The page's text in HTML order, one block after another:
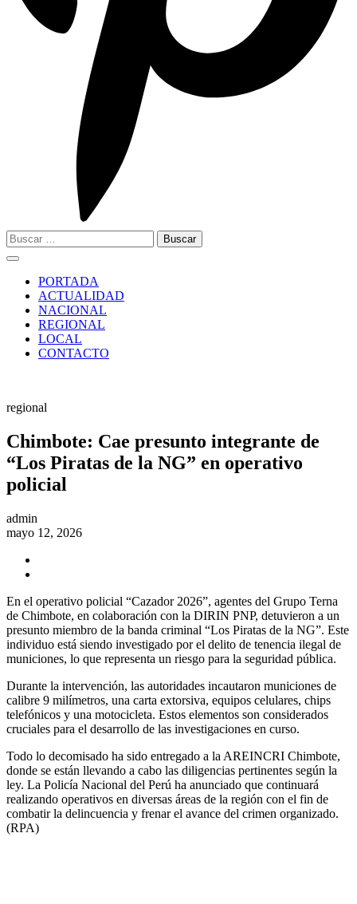
Buscar:
PORTADA
ACTUALIDAD
NACIONAL
REGIONAL
LOCAL
CONTACTO
regional
Chimbote: Cae presunto integrante de
“Los Piratas de la NG” en operativo
policial
admin
mayo 12, 2026
En el operativo policial “Cazador 2026”, agentes del Grupo Terna
de Chimbote, en colaboración con la DIRIN PNP, detuvieron a un
presunto miembro de la banda criminal “Los Piratas de la NG”. Este
individuo está siendo investigado por el delito de tenencia ilegal de
municiones, lo que representa un riesgo para la seguridad pública.
Durante la intervención, las autoridades incautaron municiones de
calibre 9 milímetros, una carta extorsiva, equipos celulares, chips
telefónicos y una motocicleta. Estos elementos son considerados
cruciales para el desarrollo de las investigaciones en curso.
Todo lo decomisado ha sido entregado a la AREINCRI Chimbote,
donde se están llevando a cabo las diligencias pertinentes según la
ley. La Policía Nacional del Perú ha anunciado que continuará
realizando operativos en diversas áreas de la región con el fin de
combatir la delincuencia y frenar el avance del crimen organizado.
(RPA)